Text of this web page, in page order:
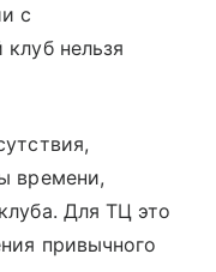
с
нельзя
времени,
Для ТЦ это
привычного